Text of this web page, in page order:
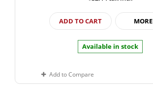
ADD TO CART MORE
Available in stock
Add to Compare